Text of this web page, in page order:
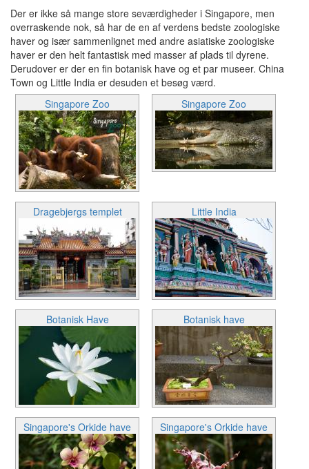
Der er ikke så mange store seværdigheder i Singapore, men
overraskende nok, så har de en af verdens bedste zoologiske
haver og især sammenlignet med andre asiatiske zoologiske
haver er den helt fantastisk med masser af plads til dyrene.
Derudover er der en fin botanisk have og et par museer. China
Town og Little India er desuden et besøg værd.
Singapore Zoo
Singapore Zoo
Dragebjergs templet Little India
Botanisk Have Botanisk have
Singapore's Orkide have Singapore's Orkide have